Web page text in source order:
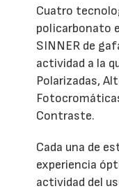
Cuatro
policarbonato
SINNER de
actividad a la
Polarizadas,
Contraste.
Cada una de
experiencia
actividad del